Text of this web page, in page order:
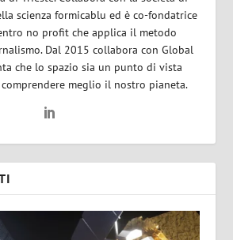
scienza formicablu ed è co-fondatrice
no profit che applica il metodo
Dal 2015 collabora con Global
che lo spazio sia un punto di vista
meglio il nostro pianeta.